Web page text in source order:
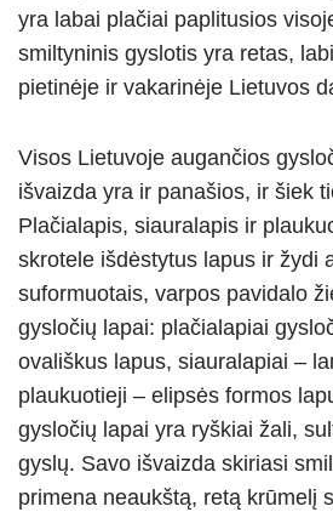
yra labai plačiai paplitusios
smiltyninis gyslotis yra retas,
pietinėje ir vakarinėje Lietuvos
Visos Lietuvoje augančios
išvaizda yra ir panašios, ir šiek
Plačialapis, siauralapis ir
skrotele išdėstytus lapus ir žydi
suformuotais, varpos pavidalo
gysločių lapai: plačialapiai
ovališkus lapus, siauralapiai –
plaukuotieji – elipsės formos
gysločių lapai yra ryškiai žali,
gyslų. Savo išvaizda skiriasi
primena neaukštą, retą krūmelį